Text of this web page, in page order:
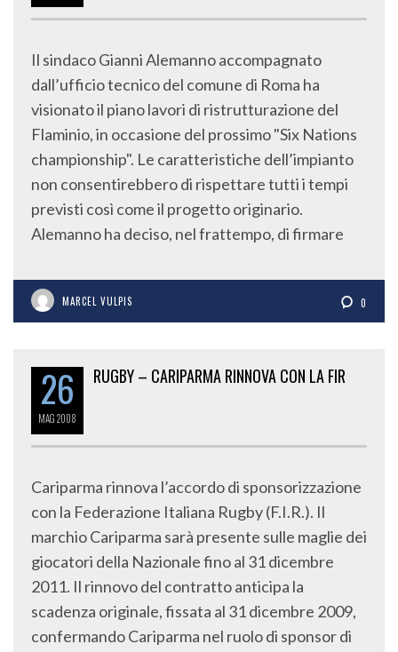
Il sindaco Gianni Alemanno accompagnato
dall’ufficio tecnico del comune di Roma ha
visionato il piano lavori di ristrutturazione del
Flaminio, in occasione del prossimo "Six Nations
championship". Le caratteristiche dell’impianto
non consentirebbero di rispettare tutti i tempi
previsti così come il progetto originario.
Alemanno ha deciso, nel frattempo, di firmare
MARCEL VULPIS 0
26
MAG2008
RUGBY – CARIPARMA RINNOVA CON LA FIR
Cariparma rinnova l’accordo di sponsorizzazione
con la Federazione Italiana Rugby (F.I.R.). Il
marchio Cariparma sarà presente sulle maglie dei
giocatori della Nazionale fino al 31 dicembre
2011. Il rinnovo del contratto anticipa la
scadenza originale, fissata al 31 dicembre 2009,
confermando Cariparma nel ruolo di sponsor di